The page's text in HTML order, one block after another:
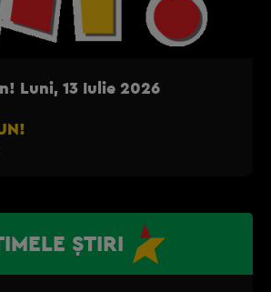
Luni, 13 Iulie 2026
ȘTIRI